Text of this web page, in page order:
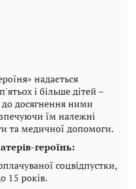
надається
і більше дітей –
досягнення ними
їм належні
та медичної допомоги.
героїнь:
соцвідпустки,
15 років.